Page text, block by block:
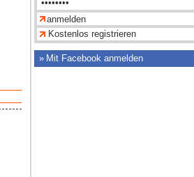
Kostenlos registrieren
Mit Facebook anmelden